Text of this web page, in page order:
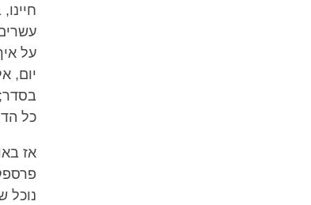
על
יום,
כל
אז
נוכל